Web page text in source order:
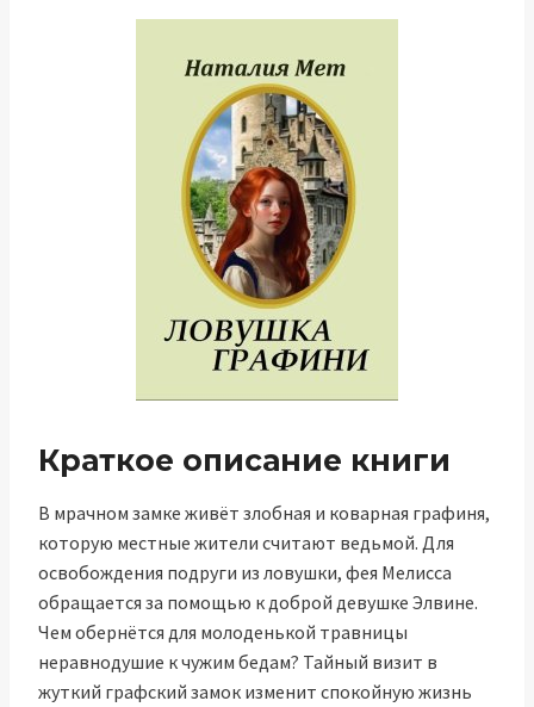
Краткое описание книги
В мрачном замке живёт злобная и коварная графиня,
которую местные жители считают ведьмой. Для
освобождения подруги из ловушки, фея Мелисса
обращается за помощью к доброй девушке Элвине.
Чем обернётся для молоденькой травницы
неравнодушие к чужим бедам? Тайный визит в
жуткий графский замок изменит спокойную жизнь